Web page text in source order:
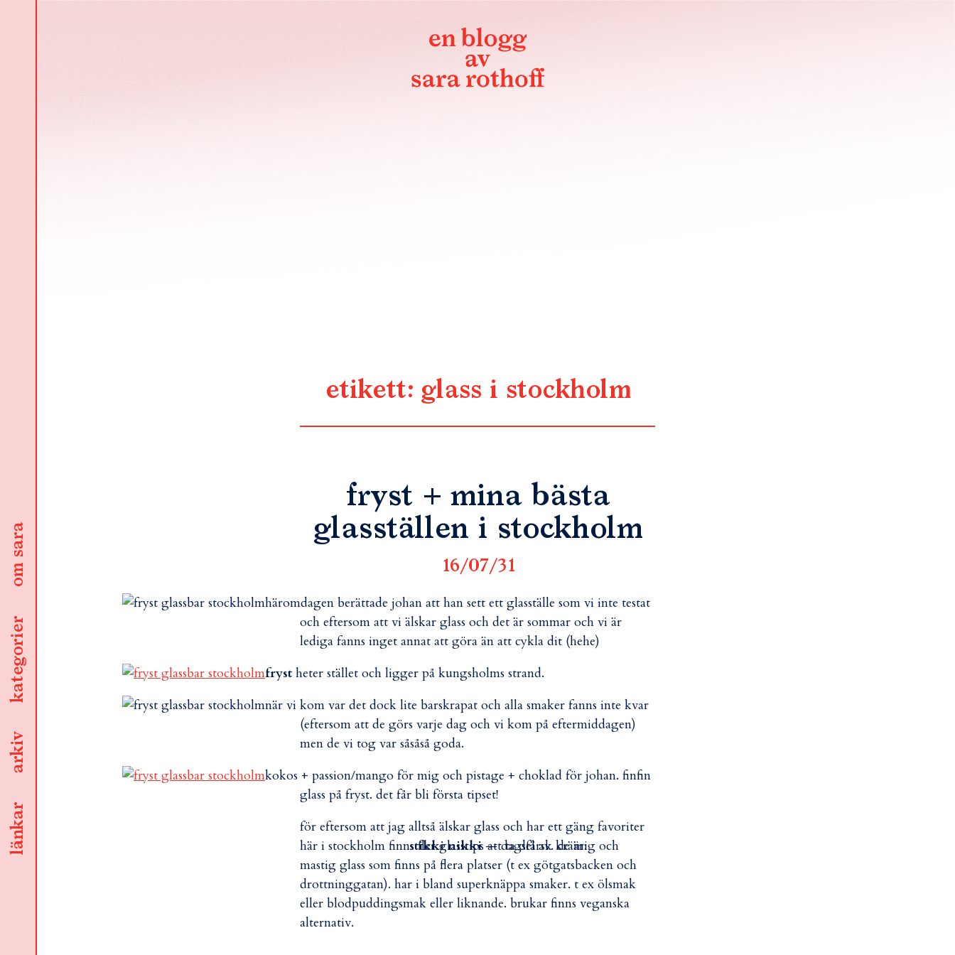
länkar
arkiv
kategorier
om sara
etikett: glass i stockholm
fryst + mina bästa
glasställen i stockholm
16/07/31
häromdagen berättade johan att han sett ett glasställe som vi inte testat
och eftersom att vi älskar glass och det är sommar och vi är
lediga fanns inget annat att göra än att cykla dit (hehe)
fryst heter stället och ligger på kungsholms strand.
när vi kom var det dock lite barskrapat och alla smaker fanns inte kvar
(eftersom att de görs varje dag och vi kom på eftermiddagen)
men de vi tog var såsåså goda.
kokos + passion/mango för mig och pistage + choklad för johan. finfin
glass på fryst. det får bli första tipset!
för eftersom att jag alltså älskar glass och har ett gäng favoriter
här i stockholm finns fler glasstips att ta del av. de är:
stikki nikki— dagsfärsk krämig och
mastig glass som finns på flera platser (t ex götgatsbacken och
drottninggatan). har i bland superknäppa smaker. t ex ölsmak
eller blodpuddingsmak eller liknande. brukar finns veganska
alternativ.